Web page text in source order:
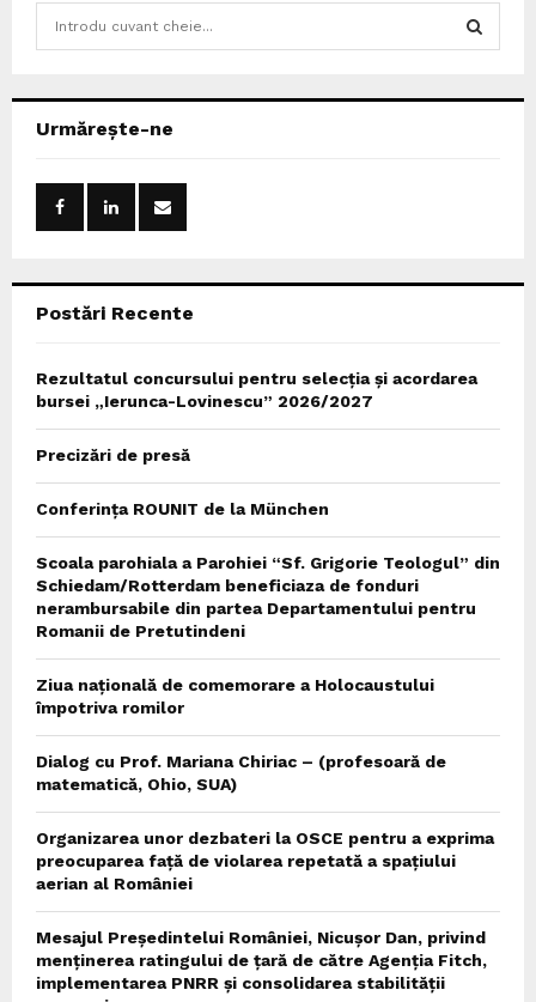
h
Urmărește-ne
Postări Recente
Rezultatul concursului pentru selecția și acordarea
bursei „Ierunca-Lovinescu” 2026/2027
Precizări de presă
Conferința ROUNIT de la München
Scoala parohiala a Parohiei “Sf. Grigorie Teologul” din
Schiedam/Rotterdam beneficiaza de fonduri
nerambursabile din partea Departamentului pentru
Romanii de Pretutindeni
Ziua națională de comemorare a Holocaustului
împotriva romilor
Dialog cu Prof. Mariana Chiriac – (profesoară de
matematică, Ohio, SUA)
Organizarea unor dezbateri la OSCE pentru a exprima
preocuparea față de violarea repetată a spațiului
aerian al României
Mesajul Președintelui României, Nicușor Dan, privind
menținerea ratingului de țară de către Agenția Fitch,
implementarea PNRR și consolidarea stabilității